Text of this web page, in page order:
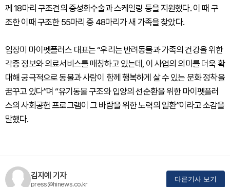
께 18마리 구조견의 중성화수술과 스케일링 등을 지원했다. 이 때 구
조한 이때 구조한 55마리 중 48마리가 새 가족을 찾았다.
임장미 마이펫플러스 대표는 “우리는 반려동물과 가족의 건강을 위한
각종 정보와 의료서비스를 매칭하고 있는데, 이 사업의 의미를 더욱 확
대해 궁극적으로 동물과 사람이 함께 행복하게 살 수 있는 문화 정착을
꿈꾸고 있다”며 “유기동물 구조와 입양의 선순환을 위한 마이펫플러
스의 사회공헌 프로그램이 그 바람을 위한 노력의 일환”이라고 소감을
말했다.
김지예 기자
press@hinews.co.kr
다른기사 보기